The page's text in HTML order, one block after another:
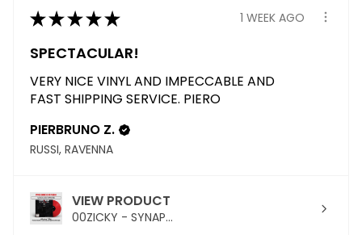
★★★★★ 1 WEEK AGO
SPECTACULAR!
VERY NICE VINYL AND IMPECCABLE AND
FAST SHIPPING SERVICE. PIERO
PIERBRUNO Z.
RUSSI, RAVENNA
VIEW PRODUCT
00ZICKY - SYNAP...